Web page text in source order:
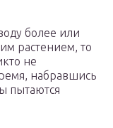
более или
растением, то
не
набравшись
пытаются